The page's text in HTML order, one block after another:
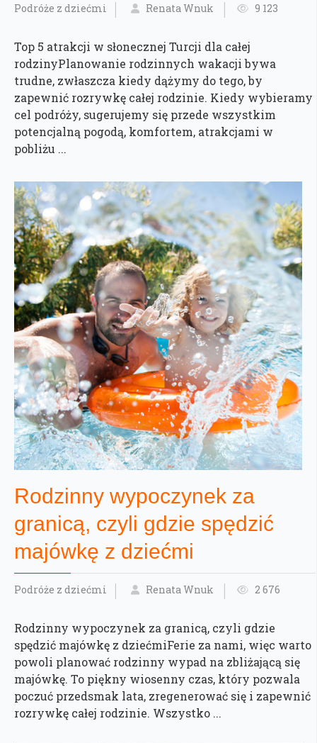
Podróże z dziećmi Renata Wnuk 9 123
Top 5 atrakcji w słonecznej Turcji dla całej
rodzinyPlanowanie rodzinnych wakacji bywa
trudne, zwłaszcza kiedy dążymy do tego, by
zapewnić rozrywkę całej rodzinie. Kiedy wybieramy
cel podróży, sugerujemy się przede wszystkim
potencjalną pogodą, komfortem, atrakcjami w
pobliżu ...
Rodzinny wypoczynek za
granicą, czyli gdzie spędzić
majówkę z dziećmi
Podróże z dziećmi Renata Wnuk 2 676
Rodzinny wypoczynek za granicą, czyli gdzie
spędzić majówkę z dziećmiFerie za nami, więc warto
powoli planować rodzinny wypad na zbliżającą się
majówkę. To piękny wiosenny czas, który pozwala
poczuć przedsmak lata, zregenerować się i zapewnić
rozrywkę całej rodzinie. Wszystko ...